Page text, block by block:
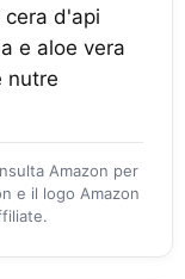
cera d'api
e aloe vera
nutre
Amazon per
e il logo Amazon